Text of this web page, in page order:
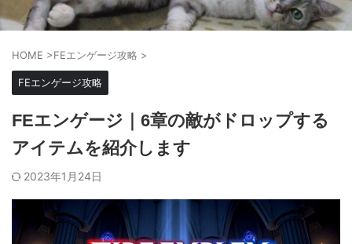
HOME >FEエンゲージ攻略 >
FEエンゲージ攻略
FEエンゲージ｜6章の敵がドロップする
アイテムを紹介します
2023年1月24日